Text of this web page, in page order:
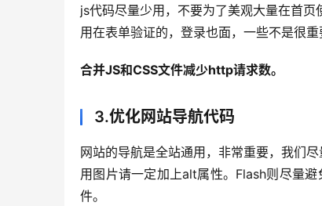
js代码尽量少用，不要为了美观大量在首
用在表单验证的，登录也面，一些不是很重
合并JS和CSS文件减少http请求数。
3.优化网站导航代码
网站的导航是全站通用，非常重要，我们
用图片请一定加上alt属性。Flash则尽量
件。